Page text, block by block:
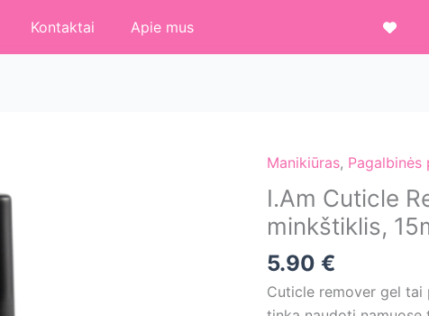
Kontaktai Apie mus
Manikiūras, Pagalbinės
I.Am Cuticle
minkštiklis,
5.90€
Cuticle remover gel tai